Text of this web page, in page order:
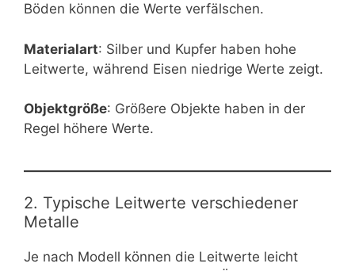
Böden können die Werte verfälschen.
Materialart: Silber und Kupfer haben hohe
Leitwerte, während Eisen niedrige Werte zeigt.
Objektgröße: Größere Objekte haben in der
Regel höhere Werte.
2. Typische Leitwerte verschiedener
Metalle
Je nach Modell können die Leitwerte leicht